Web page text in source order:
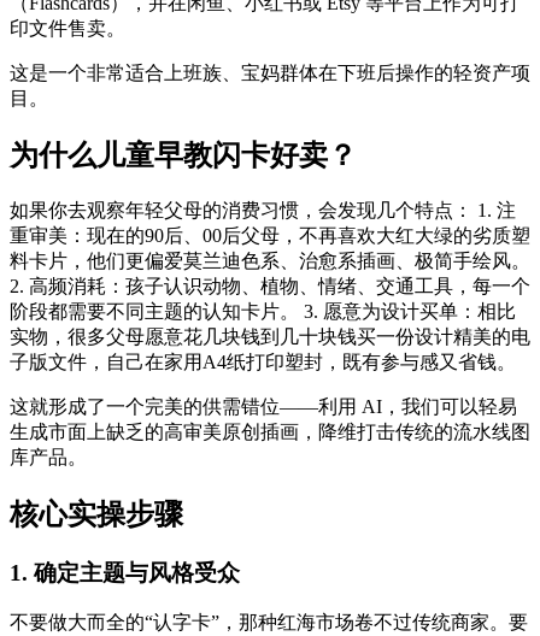
印文件售卖。
这是一个非常适合上班族、宝妈群体在下班后操作的轻资产项
目。
为什么儿童早教闪卡好卖？
如果你去观察年轻父母的消费习惯，会发现几个特点： 1. 注
重审美：现在的90后、00后父母，不再喜欢大红大绿的劣质塑
料卡片，他们更偏爱莫兰迪色系、治愈系插画、极简手绘风。
2. 高频消耗：孩子认识动物、植物、情绪、交通工具，每一个
阶段都需要不同主题的认知卡片。 3. 愿意为设计买单：相比
实物，很多父母愿意花几块钱到几十块钱买一份设计精美的电
子版文件，自己在家用A4纸打印塑封，既有参与感又省钱。
这就形成了一个完美的供需错位——利用 AI，我们可以轻易
生成市面上缺乏的高审美原创插画，降维打击传统的流水线图
库产品。
核心实操步骤
1. 确定主题与风格受众
不要做大而全的“认字卡”，那种红海市场卷不过传统商家。要